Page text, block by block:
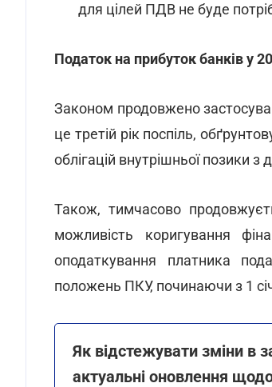
для цілей ПДВ не буде
Податок на прибуток банків у
Законом продовжено
це третій рік поспіль,
облігацій внутрішньої позики
Також, тимчасово
можливість коригування
оподаткування платника
положень ПКУ, починаючи з 1
Як відстежувати зміни в
актуальні оновлення